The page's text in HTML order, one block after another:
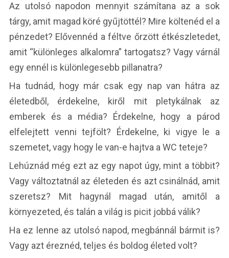
Az utolsó napodon mennyit számítana az a sok
tárgy, amit magad köré gyűjtöttél? Mire költenéd el a
pénzedet? Elővennéd a féltve őrzött étkészletedet,
amit “különleges alkalomra” tartogatsz? Vagy várnál
egy ennél is különlegesebb pillanatra?
Ha tudnád, hogy már csak egy nap van hátra az
életedből, érdekelne, kiről mit pletykálnak az
emberek és a média? Érdekelne, hogy a párod
elfelejtett venni tejfölt? Érdekelne, ki vigye le a
szemetet, vagy hogy le van-e hajtva a WC teteje?
Lehúznád még ezt az egy napot úgy, mint a többit?
Vagy változtatnál az életeden és azt csinálnád, amit
szeretsz? Mit hagynál magad után, amitől a
környezeted, és talán a világ is picit jobbá válik?
Ha ez lenne az utolsó napod, megbánnál bármit is?
Vagy azt éreznéd, teljes és boldog életed volt?